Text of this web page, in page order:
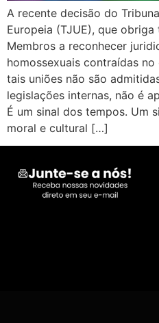
A recente decisão do
Europeia (TJUE), que
Membros a reconhecer
homossexuais contraídas
tais uniões não são
legislações internas, não é
É um sinal dos tempos. Um
moral e cultural […]